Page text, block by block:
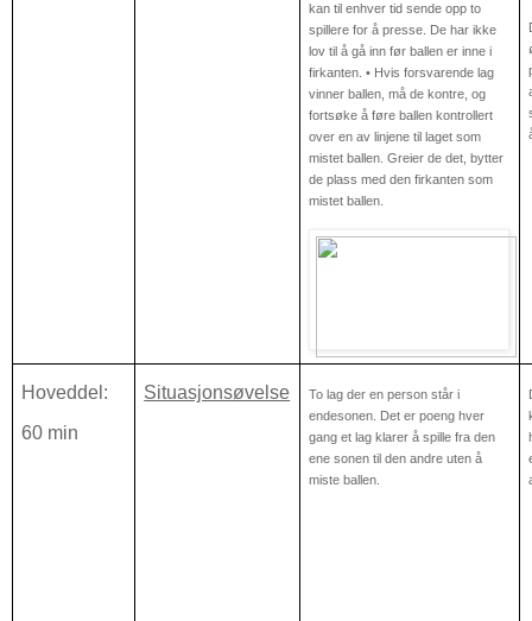
kan til enhver tid sende opp to
spillere for å presse. De har ikke
lov til å gå inn før ballen er inne i
firkanten. • Hvis forsvarende lag
vinner ballen, må de kontre, og
fortsøke å føre ballen kontrollert
over en av linjene til laget som
mistet ballen. Greier de det, bytter
de plass med den firkanten som
mistet ballen.
Hoveddel:
60 min
Situasjonsøvelse
To lag der en person står i
endesonen. Det er poeng hver
gang et lag klarer å spille fra den
ene sonen til den andre uten å
miste ballen.